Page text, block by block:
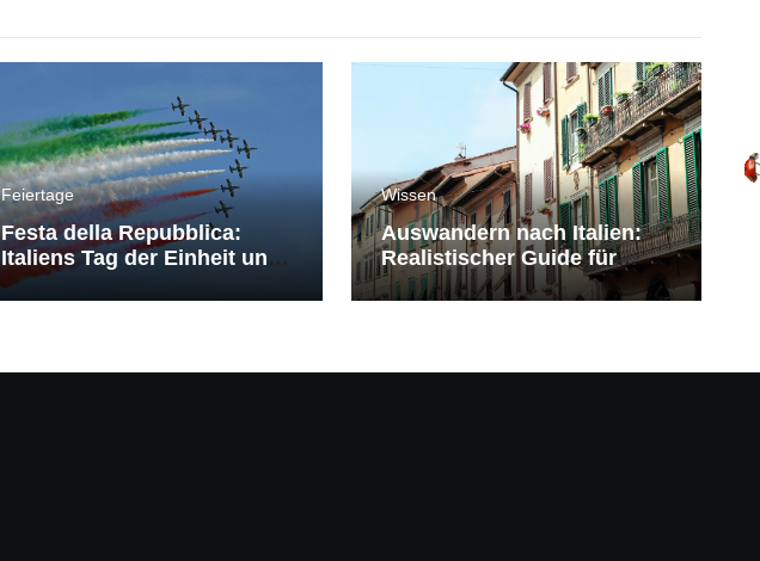
Feiertage
Festa della Repubblica:
Italiens Tag der Einheit und
Freiheit
Wissen
Auswandern nach Italien:
Realistischer Guide für
Deutsche